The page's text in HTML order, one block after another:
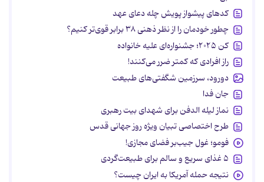
کدهای پیشواز پویش چله دعای عهد
چطور خودمان را از نظر ذهنی ۳۸ برابر قوی‌تر کنیم؟
کن ۲۰۲۵؛ جشنواره‌ای علیه خانواده
راز افرادی که کمتر ضرر می‌کنند!
دورود، سرزمین شگفتی‌های طبیعت
جان فدا
نماز لیله الدفن برای شهدای بیت رهبری
طرح اختصاصی تبیان ویژه روز جهانی قدس
فومو؛ غول جیب‌بر فضای مجازی!
۵ غذای سریع و سالم برای طبیعت‌گردی
نتیجه حمله آمریکا به ایران چیست؟